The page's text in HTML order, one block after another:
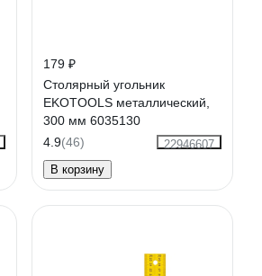
179 ₽
Столярный угольник
EKOTOOLS металлический,
300 мм 6035130
4.9(46)
22946607
В корзину